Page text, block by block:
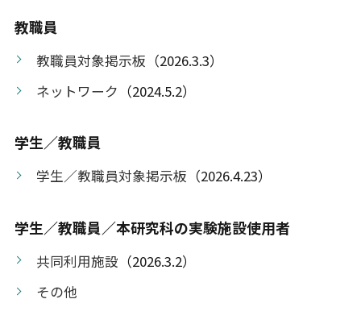
教職員
教職員対象掲示板 （2026.3.3）
ネットワーク （2024.5.2）
学生／教職員
学生／教職員対象掲示板 （2026.4.23）
学生／教職員／本研究科の実験施設使用者
共同利用施設 （2026.3.2）
その他